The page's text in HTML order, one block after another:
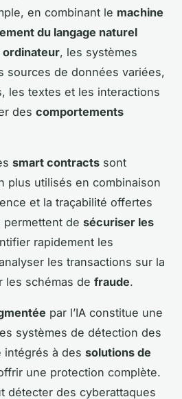
en combinant le machine
du langage naturel
ordinateur, les systèmes
sources de données variées,
les textes et les interactions
des comportements
smart contracts sont
plus utilisés en combinaison
et la traçabilité offertes
de sécuriser les
rapidement les
les transactions sur la
les schémas de fraude.
par l’IA constitue une
systèmes de détection des
à des solutions de
une protection complète.
détecter des cyberattaques